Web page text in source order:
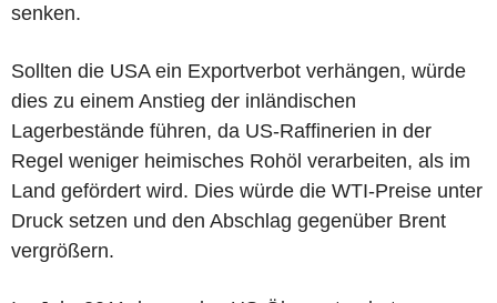
senken.
Sollten die USA ein Exportverbot verhängen, würde
dies zu einem Anstieg der inländischen
Lagerbestände führen, da US-Raffinerien in der
Regel weniger heimisches Rohöl verarbeiten, als im
Land gefördert wird. Dies würde die WTI-Preise unter
Druck setzen und den Abschlag gegenüber Brent
vergrößern.